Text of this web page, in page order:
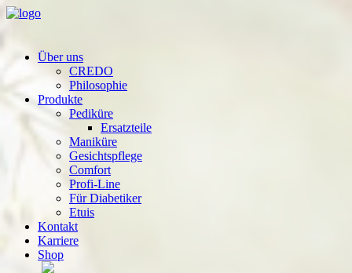
Über uns
CREDO
Philosophie
Produkte
Pediküre
Ersatzteile
Maniküre
Gesichtspflege
Comfort
Profi-Line
Für Diabetiker
Etuis
Kontakt
Karriere
Shop